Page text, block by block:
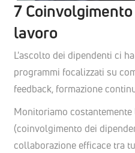
7
lavoro
L'ascolto dei dipendenti ci
programmi focalizzati su
feedback, formazione
Monitoriamo costantemente
(coinvolgimento dei
collaborazione efficace tra